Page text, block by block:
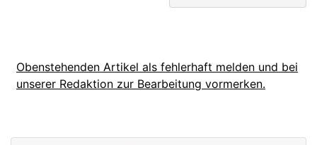
Obenstehenden Artikel als fehlerhaft melden und bei
unserer Redaktion zur Bearbeitung vormerken.